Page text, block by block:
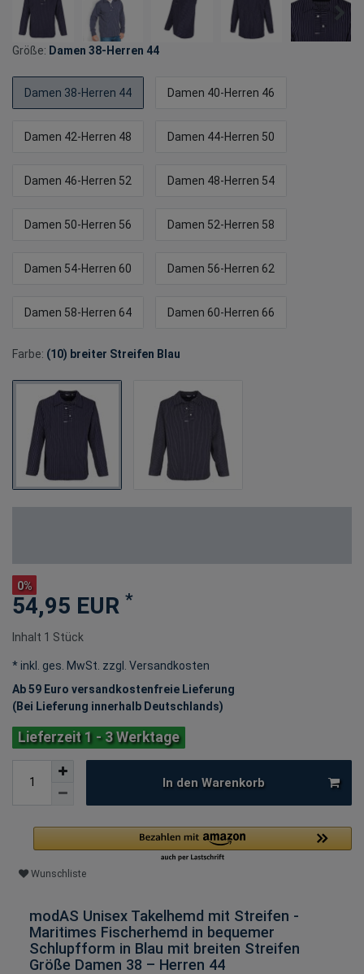
Größe: Damen 38-Herren 44
Damen 38-Herren 44 Damen 40-Herren 46
Damen 42-Herren 48 Damen 44-Herren 50
Damen 46-Herren 52 Damen 48-Herren 54
Damen 50-Herren 56 Damen 52-Herren 58
Damen 54-Herren 60 Damen 56-Herren 62
Damen 58-Herren 64 Damen 60-Herren 66
Farbe: (10) breiter Streifen Blau
0%
54,95 EUR *
Inhalt 1 Stück
* inkl. ges. MwSt. zzgl.
Versandkosten
Ab 59 Euro versandkostenfreie Lieferung
(Bei Lieferung innerhalb Deutschlands)
Lieferzeit 1 - 3 Werktage
In den Warenkorb
Wunschliste
modAS Unisex Takelhemd mit Streifen -
Maritimes Fischerhemd in bequemer
Schlupfform in Blau mit breiten Streifen
Größe Damen 38 – Herren 44